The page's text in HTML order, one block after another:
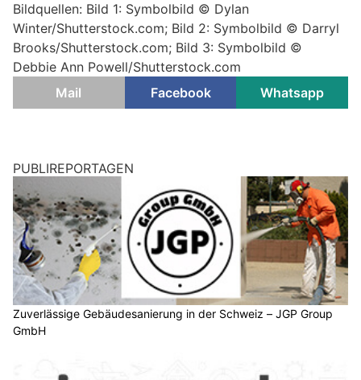
Bildquellen: Bild 1: Symbolbild © Dylan
Winter/Shutterstock.com; Bild 2: Symbolbild © Darryl
Brooks/Shutterstock.com; Bild 3: Symbolbild ©
Debbie Ann Powell/Shutterstock.com
Mail
Facebook Whatsapp
Zuverlässige Gebäudesanierung in der Schweiz – JGP Group
GmbH